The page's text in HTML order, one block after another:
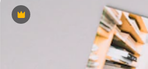
Premium